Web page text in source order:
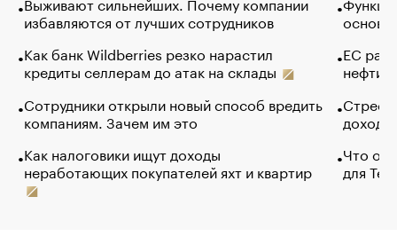
избавляются от лучших сотрудников
Как банк Wildberries резко нарастил
кредиты селлерам до атак на склады
Сотрудники открыли новый способ вредить
компаниям. Зачем им это
Как налоговики ищут доходы
неработающих покупателей яхт и квартир
основ
ЕС
нефти
Что
для